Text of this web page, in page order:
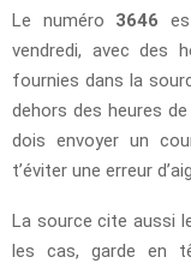
Le numéro 3646
vendredi, avec des
fournies dans la
dehors des heures
dois envoyer un
t’éviter une erreur
La source cite aussi
les cas, garde en